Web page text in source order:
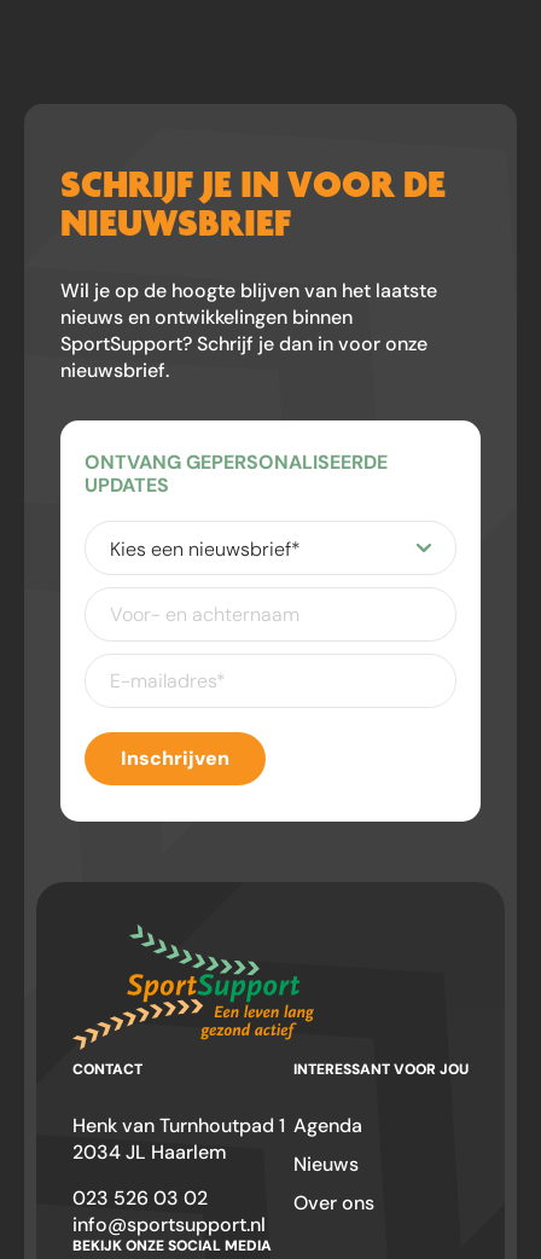
SCHRIJF JE IN VOOR DE
NIEUWSBRIEF
Wil je op de hoogte blijven van het laatste
nieuws en ontwikkelingen binnen
SportSupport? Schrijf je dan in voor onze
nieuwsbrief.
ONTVANG GEPERSONALISEERDE
UPDATES
Kies
een
nieuwsbrief(Vereist)
Voor-
en
achternaam
E-
mailadres(Vereist)
Inschrijven
CONTACT
Henk van Turnhoutpad 1
2034 JL Haarlem
023 526 03 02
info@sportsupport.nl
INTERESSANT VOOR JOU
Agenda
Nieuws
Over ons
BEKIJK ONZE SOCIAL MEDIA